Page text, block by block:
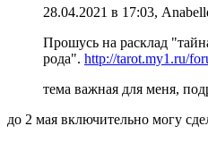
28.04.2021 в 17:03,
Прошусь на расклад
рода". http://tarot.my1.ru/
тема важная для меня,
до 2 мая включительно могу